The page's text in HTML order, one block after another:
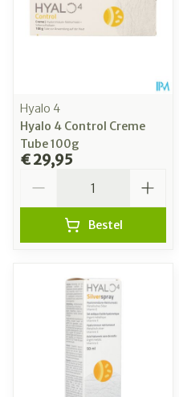
Hyalo 4
Hyalo 4 Control Creme
Tube 100g
€ 29,95
Bestel